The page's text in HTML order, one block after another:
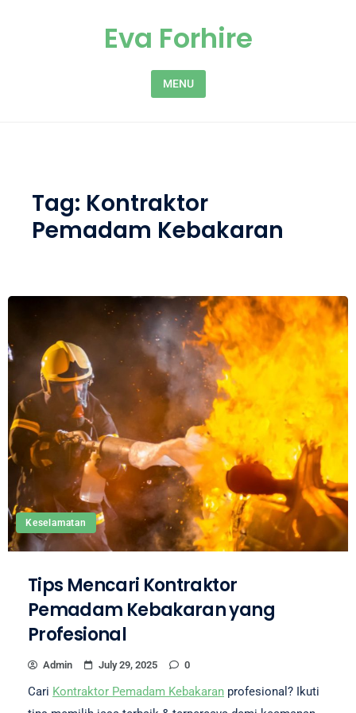
Eva Forhire
MENU
Tag: Kontraktor
Pemadam Kebakaran
Keselamatan
Tips Mencari Kontraktor
Pemadam Kebakaran yang
Profesional
Admin July 29, 2025 0
Cari Kontraktor Pemadam Kebakaran profesional? Ikuti